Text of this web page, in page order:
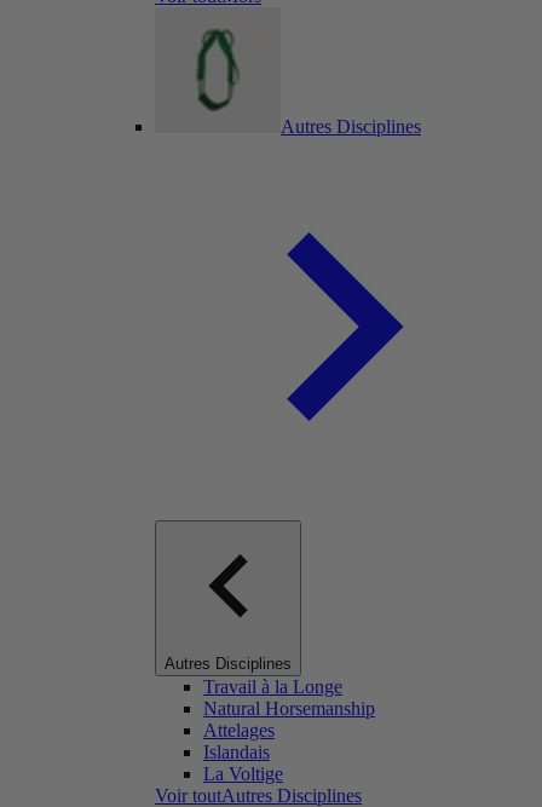
Autres Disciplines
Autres Disciplines
Travail à la Longe
Natural Horsemanship
Attelages
Islandais
La Voltige
Voir toutAutres Disciplines